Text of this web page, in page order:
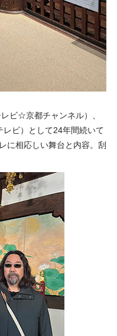
ビ☆京都チャンネル）、
ビ）として24年間続いて
に相応しい舞台と内容。刮